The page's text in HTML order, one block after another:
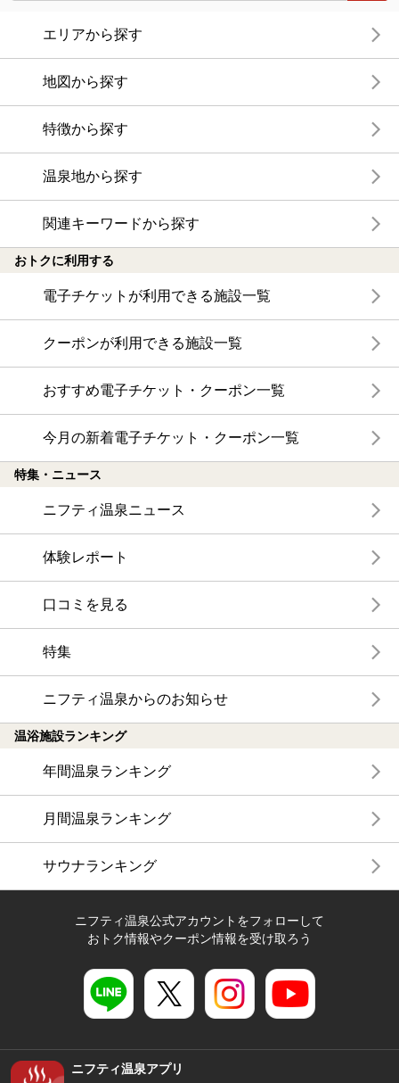
エリアから探す
地図から探す
特徴から探す
温泉地から探す
関連キーワードから探す
おトクに利用する
電子チケットが利用できる施設一覧
クーポンが利用できる施設一覧
おすすめ電子チケット・クーポン一覧
今月の新着電子チケット・クーポン一覧
特集・ニュース
ニフティ温泉ニュース
体験レポート
口コミを見る
特集
ニフティ温泉からのお知らせ
温浴施設ランキング
年間温泉ランキング
月間温泉ランキング
サウナランキング
ニフティ温泉公式アカウントをフォローして
おトク情報やクーポン情報を受け取ろう
ニフティ温泉アプリ